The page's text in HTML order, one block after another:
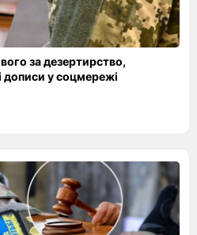
за дезертирство,
дописи у соцмережі